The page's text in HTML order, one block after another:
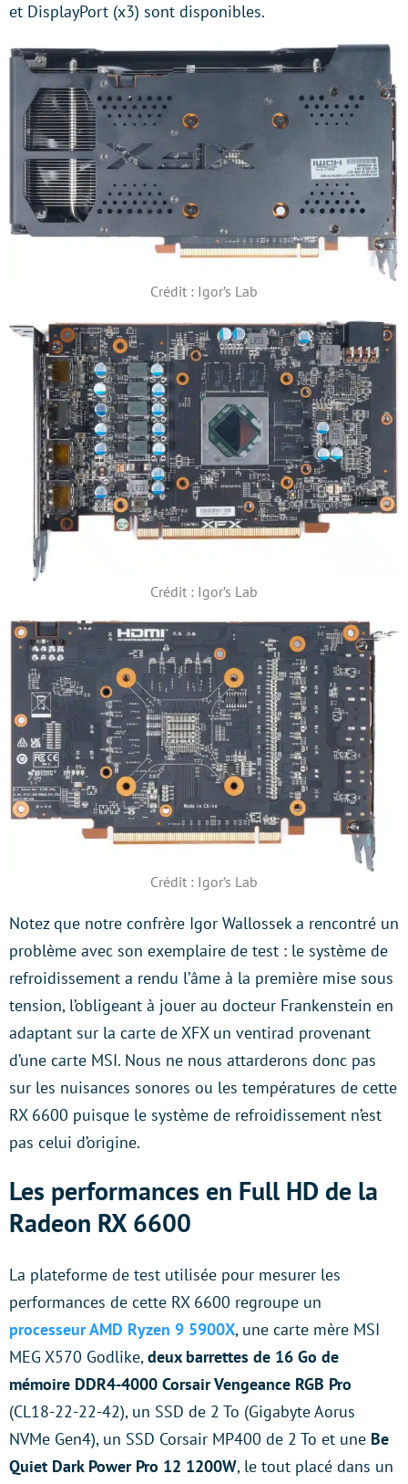
et DisplayPort (x3) sont disponibles.
Crédit : Igor’s Lab
Crédit : Igor’s Lab
Crédit : Igor’s Lab
Notez que notre confrère Igor Wallossek a rencontré un
problème avec son exemplaire de test : le système de
refroidissement a rendu l’âme à la première mise sous
tension, l’obligeant à jouer au docteur Frankenstein en
adaptant sur la carte de XFX un ventirad provenant
d’une carte MSI. Nous ne nous attarderons donc pas
sur les nuisances sonores ou les températures de cette
RX 6600 puisque le système de refroidissement n’est
pas celui d’origine.
Les performances en Full HD de la
Radeon RX 6600
La plateforme de test utilisée pour mesurer les
performances de cette RX 6600 regroupe un
processeur AMD Ryzen 9 5900X, une carte mère MSI
MEG X570 Godlike, deux barrettes de 16 Go de
mémoire DDR4-4000 Corsair Vengeance RGB Pro
(CL18-22-22-42), un SSD de 2 To (Gigabyte Aorus
NVMe Gen4), un SSD Corsair MP400 de 2 To et une Be
Quiet Dark Power Pro 12 1200W, le tout placé dans un